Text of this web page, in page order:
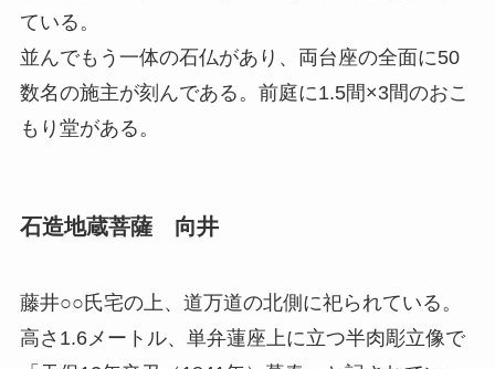
ている。
並んでもう一体の石仏があり、両台座の全面に50
数名の施主が刻んである。前庭に1.5間×3間のおこ
もり堂がある。
石造地蔵菩薩 向井
藤井○○氏宅の上、道万道の北側に祀られている。
高さ1.6メートル、単弁蓮座上に立つ半肉彫立像で